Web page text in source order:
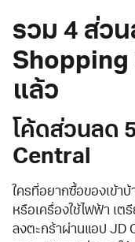
รวม 4 ส่ว
Shopping
แล้ว
โค้ดส่วนลด
Central
ใครที่อยากซื้อของเข้าบ้
หรือเครื่องใช้ไฟฟ้า เ
ลงตะกร้าผ่านแอป JD